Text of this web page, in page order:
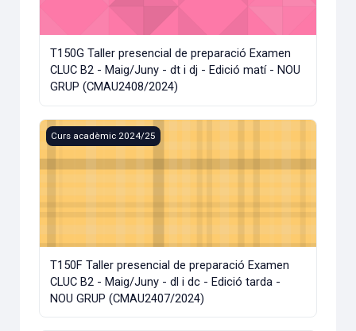
T150G Taller presencial de preparació Examen
CLUC B2 - Maig/Juny - dt i dj - Edició matí - NOU
GRUP (CMAU2408/2024)
T150F Taller presencial de preparació Examen CLUC B2 -
Curs acadèmic 2024/25
T150F Taller presencial de preparació Examen
CLUC B2 - Maig/Juny - dl i dc - Edició tarda -
NOU GRUP (CMAU2407/2024)